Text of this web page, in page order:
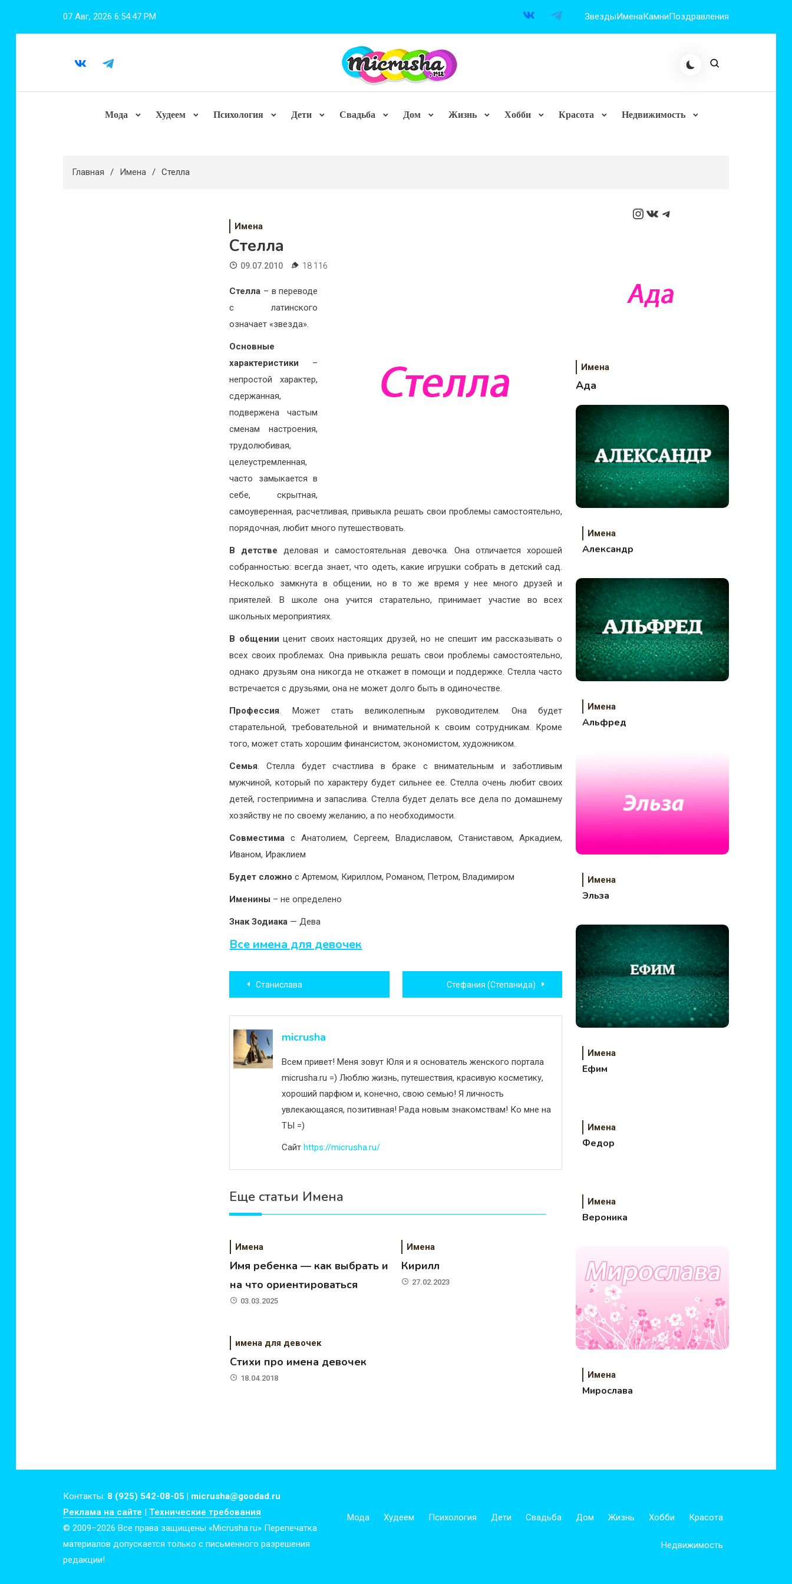
07 Авг, 2026 6:54:47 PM ЗвездыИменаКамниПоздравления
Мода Худеем Психология Дети Свадьба Дом Жизнь Хобби Красота Недвижимость
Главная Имена Стелла
Имена
Стелла
09.07.2010 18 116
Стелла – в переводе
с латинского
означает «звезда».
Основные
характеристики –
непростой характер,
сдержанная,
подвержена частым
сменам настроения,
трудолюбивая,
целеустремленная,
часто замыкается в
себе, скрытная,
самоуверенная, расчетливая, привыкла решать свои проблемы самостоятельно,
порядочная, любит много путешествовать.
В детстве деловая и самостоятельная девочка. Она отличается хорошей
собранностью: всегда знает, что одеть, какие игрушки собрать в детский сад.
Несколько замкнута в общении, но в то же время у нее много друзей и
приятелей. В школе она учится старательно, принимает участие во всех
школьных мероприятиях.
В общении ценит своих настоящих друзей, но не спешит им рассказывать о
всех своих проблемах. Она привыкла решать свои проблемы самостоятельно,
однако друзьям она никогда не откажет в помощи и поддержке. Стелла часто
встречается с друзьями, она не может долго быть в одиночестве.
Профессия. Может стать великолепным руководителем. Она будет
старательной, требовательной и внимательной к своим сотрудникам. Кроме
того, может стать хорошим финансистом, экономистом, художником.
Семья. Стелла будет счастлива в браке с внимательным и заботливым
мужчиной, который по характеру будет сильнее ее. Стелла очень любит своих
детей, гостеприимна и запаслива. Стелла будет делать все дела по домашнему
хозяйству не по своему желанию, а по необходимости.
Совместима с Анатолием, Сергеем, Владиславом, Станиставом, Аркадием,
Иваном, Ираклием
Будет сложно с Артемом, Кириллом, Романом, Петром, Владимиром
Именины – не определено
Знак Зодиака — Дева
Все имена для девочек
Навигация
по
записям
Станислава Стефания (Степанида)
micrusha
Всем привет! Меня зовут Юля и я основатель женского портала
micrusha.ru =) Люблю жизнь, путешествия, красивую косметику,
хороший парфюм и, конечно, свою семью! Я личность
увлекающаяся, позитивная! Рада новым знакомствам! Ко мне на
ТЫ =)
Сайт https://micrusha.ru/
Еще статьи Имена
Имена
Имя ребенка — как выбрать и
на что ориентироваться
03.03.2025
Имена
Кирилл
27.02.2023
имена для девочек
Стихи про имена девочек
18.04.2018
Instagram
ВКонтакте
Telegram
Имена
Ада
Имена
Александр
Имена
Альфред
Имена
Эльза
Имена
Ефим
Имена
Федор
Имена
Вероника
Имена
Мирослава
Контакты: 8 (925) 542-08-05 | micrusha@goodad.ru
Реклама на сайте | Технические требования
© 2009–2026 Все права защищены «Micrusha.ru» Перепечатка
материалов допускается только с письменного разрешения
редакции!
Мода Худеем Психология Дети Свадьба Дом Жизнь Хобби Красота
Недвижимость